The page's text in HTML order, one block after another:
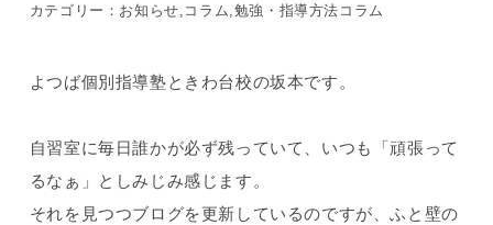
カテゴリー：お知らせ,コラム,勉強・指導方法コラム
よつば個別指導塾ときわ台校の坂本です。
自習室に毎日誰かが必ず残っていて、いつも「頑張って
るなぁ」としみじみ感じます。
それを見つつブログを更新しているのですが、ふと壁の